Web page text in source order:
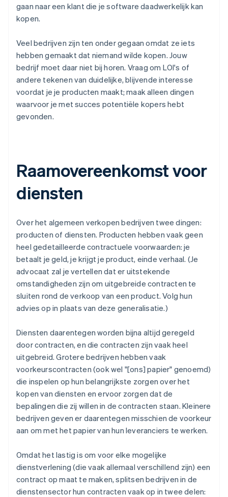
gaan naar een klant die je software daadwerkelijk kan
kopen.
Veel bedrijven zijn ten onder gegaan omdat ze iets
hebben gemaakt dat niemand wilde kopen. Jouw
bedrijf moet daar niet bij horen. Vraag om LOI's of
andere tekenen van duidelijke, blijvende interesse
voordat je je producten maakt; maak alleen dingen
waarvoor je met succes potentiële kopers hebt
gevonden.
Raamovereenkomst voor
diensten
Over het algemeen verkopen bedrijven twee dingen:
producten of diensten. Producten hebben vaak geen
heel gedetailleerde contractuele voorwaarden: je
betaalt je geld, je krijgt je product, einde verhaal. (Je
advocaat zal je vertellen dat er uitstekende
omstandigheden zijn om uitgebreide contracten te
sluiten rond de verkoop van een product. Volg hun
advies op in plaats van deze generalisatie.)
Diensten daarentegen worden bijna altijd geregeld
door contracten, en die contracten zijn vaak heel
uitgebreid. Grotere bedrijven hebben vaak
voorkeurscontracten (ook wel "[ons] papier" genoemd)
die inspelen op hun belangrijkste zorgen over het
kopen van diensten en ervoor zorgen dat de
bepalingen die zij willen in de contracten staan. Kleinere
bedrijven geven er daarentegen misschien de voorkeur
aan om met het papier van hun leveranciers te werken.
Omdat het lastig is om voor elke mogelijke
dienstverlening (die vaak allemaal verschillend zijn) een
contract op maat te maken, splitsen bedrijven in de
dienstensector hun contracten vaak op in twee delen: